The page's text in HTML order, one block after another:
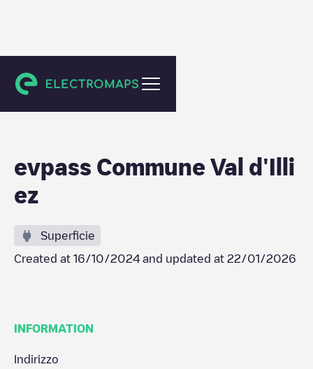
Val-d'Illiez
evpass Commune Val d'Illi
ez
Superficie
Created at 16/10/2024 and updated at 22/01/2026
INFORMATION
Indirizzo